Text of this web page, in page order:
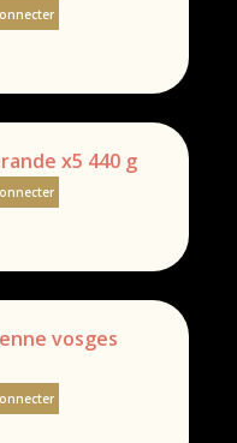
x5 440 g
vosges